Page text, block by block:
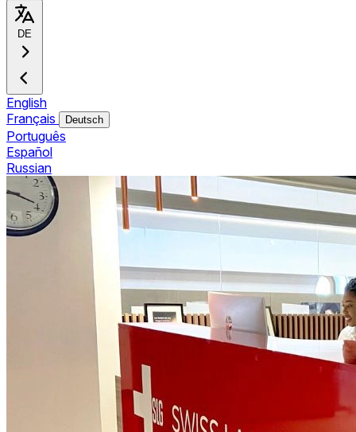
DE
English
Français
Deutsch
Português
Español
Russian